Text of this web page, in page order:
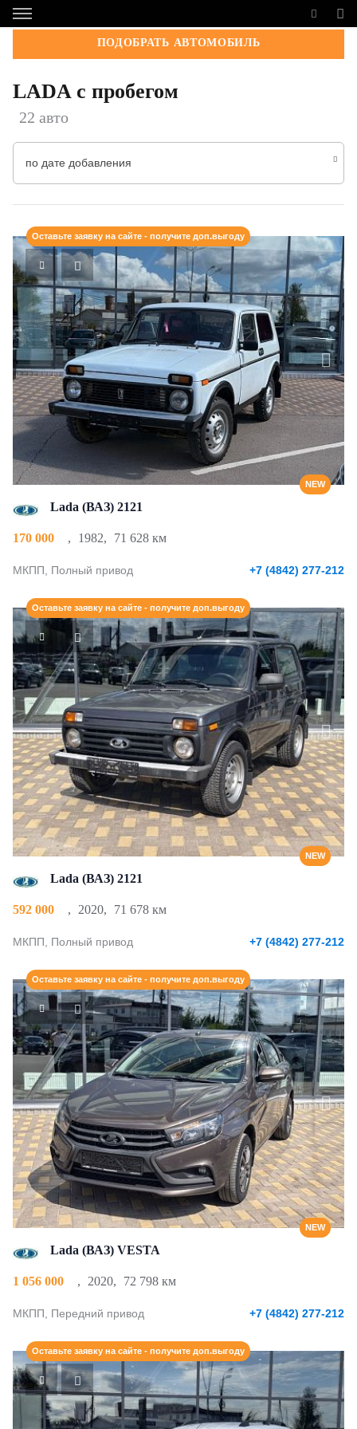
ПОДОБРАТЬ АВТОМОБИЛЬ
LADA с пробегом
22 авто
по дате добавления
NEW
Оставьте заявку на сайте - получите доп.выгоду
Lada (ВАЗ) 2121
170 000 , 1982, 71 628 км
МКПП, Полный привод +7 (4842) 277-212
NEW
Оставьте заявку на сайте - получите доп.выгоду
Lada (ВАЗ) 2121
592 000 , 2020, 71 678 км
МКПП, Полный привод +7 (4842) 277-212
NEW
Оставьте заявку на сайте - получите доп.выгоду
Lada (ВАЗ) VESTA
1 056 000 , 2020, 72 798 км
МКПП, Передний привод +7 (4842) 277-212
Оставьте заявку на сайте - получите доп.выгоду